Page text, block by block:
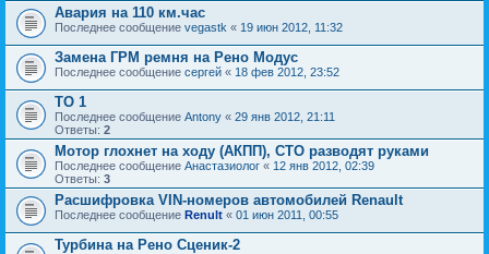
Авария на 110 км.час
Последнее сообщение vegastk « 19 июн 2012, 11:32
Замена ГРМ ремня на Рено Модус
Последнее сообщение сергей « 18 фев 2012, 23:52
ТО 1
Последнее сообщение Antony « 29 янв 2012, 21:11
Ответы: 2
Мотор глохнет на ходу (АКПП), СТО разводят руками
Последнее сообщение Анастазиолог « 12 янв 2012, 02:39
Ответы: 3
Расшифровка VIN-номеров автомобилей Renault
Последнее сообщение Renult « 01 июн 2011, 00:55
Турбина на Рено Сценик-2